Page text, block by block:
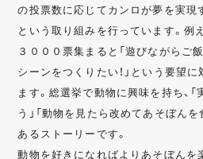
の投票数に応じてカンロが夢を実現
という取り組みを行っています。例
３０００票集まると「遊びながらご
シーンをつくりたい！」という要望
ます。総選挙で動物に興味を持ち、
う」「動物を見たら改めてあそぼん
あるストーリーです。
動物を好きになればよりあそぼんを